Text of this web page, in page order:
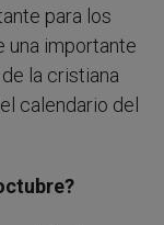
para los
una importante
la cristiana
calendario del